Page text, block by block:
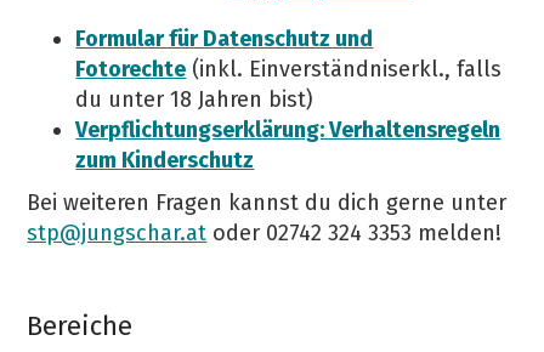
Formular für Datenschutz und
Fotorechte (inkl. Einverständniserkl., falls
du unter 18 Jahren bist)
Verpflichtungserklärung: Verhaltensregeln
zum Kinderschutz
Bei weiteren Fragen kannst du dich gerne unter
stp@jungschar.at oder 02742 324 3353 melden!
Bereiche